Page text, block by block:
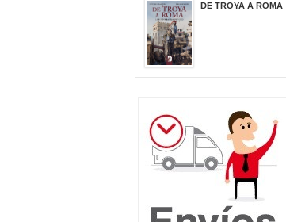
DE TROYA A ROMA